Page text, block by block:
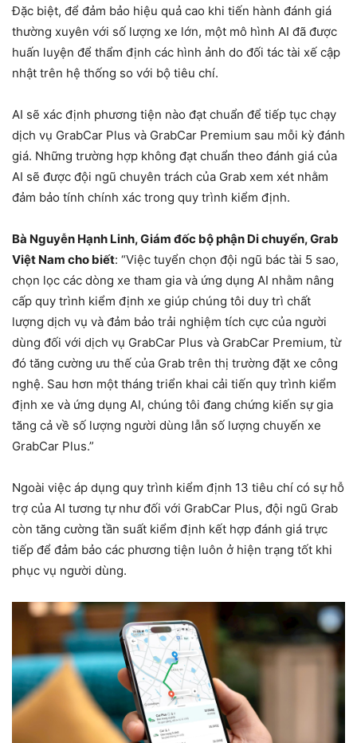
Đặc biệt, để đảm bảo hiệu quả cao khi tiến hành đánh giá
thường xuyên với số lượng xe lớn, một mô hình AI đã được
huấn luyện để thẩm định các hình ảnh do đối tác tài xế cập
nhật trên hệ thống so với bộ tiêu chí.
AI sẽ xác định phương tiện nào đạt chuẩn để tiếp tục chạy
dịch vụ GrabCar Plus và GrabCar Premium sau mỗi kỳ đánh
giá. Những trường hợp không đạt chuẩn theo đánh giá của
AI sẽ được đội ngũ chuyên trách của Grab xem xét nhằm
đảm bảo tính chính xác trong quy trình kiểm định.
Bà Nguyễn Hạnh Linh, Giám đốc bộ phận Di chuyển, Grab
Việt Nam cho biết: “Việc tuyển chọn đội ngũ bác tài 5 sao,
chọn lọc các dòng xe tham gia và ứng dụng AI nhằm nâng
cấp quy trình kiểm định xe giúp chúng tôi duy trì chất
lượng dịch vụ và đảm bảo trải nghiệm tích cực của người
dùng đối với dịch vụ GrabCar Plus và GrabCar Premium, từ
đó tăng cường ưu thế của Grab trên thị trường đặt xe công
nghệ. Sau hơn một tháng triển khai cải tiến quy trình kiểm
định xe và ứng dụng AI, chúng tôi đang chứng kiến sự gia
tăng cả về số lượng người dùng lẫn số lượng chuyến xe
GrabCar Plus.”
Ngoài việc áp dụng quy trình kiểm định 13 tiêu chí có sự hỗ
trợ của AI tương tự như đối với GrabCar Plus, đội ngũ Grab
còn tăng cường tần suất kiểm định kết hợp đánh giá trực
tiếp để đảm bảo các phương tiện luôn ở hiện trạng tốt khi
phục vụ người dùng.